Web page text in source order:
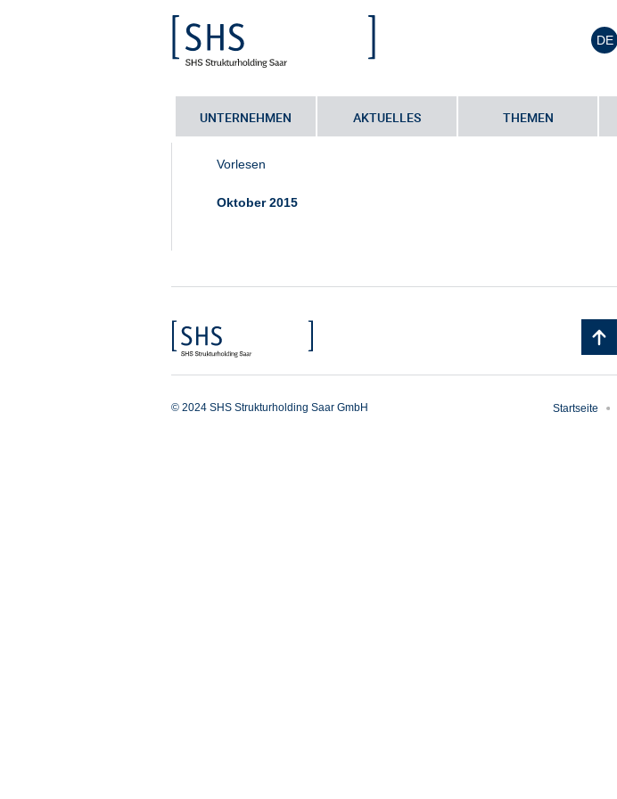
DE
UNTERNEHMEN AKTUELLES THEMEN
Sie sind hier: Startseite Ansprechpartner Thomas Schuck | Alle
Vorlesen
Oktober 2015
© 2024 SHS Strukturholding Saar GmbH Startseite